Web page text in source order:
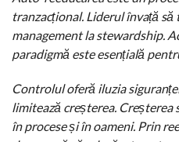
tranzacțional. Liderul învață să
management la stewardship.
paradigmă este esențială
Controlul oferă iluzia
limitează creșterea.
în procese și în oameni. Prin